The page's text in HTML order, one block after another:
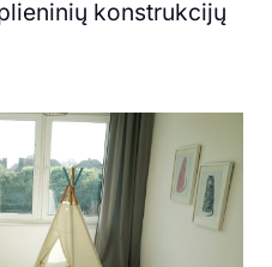
konstrukcijų